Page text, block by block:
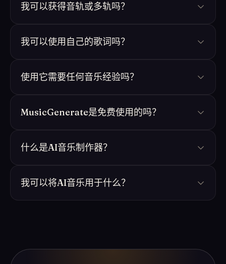
我可以获得音轨或多轨吗？
我可以使用自己的歌词吗？
使用它需要任何音乐经验吗？
MusicGenerate是免费使用的吗？
什么是AI音乐制作器？
我可以将AI音乐用于什么？